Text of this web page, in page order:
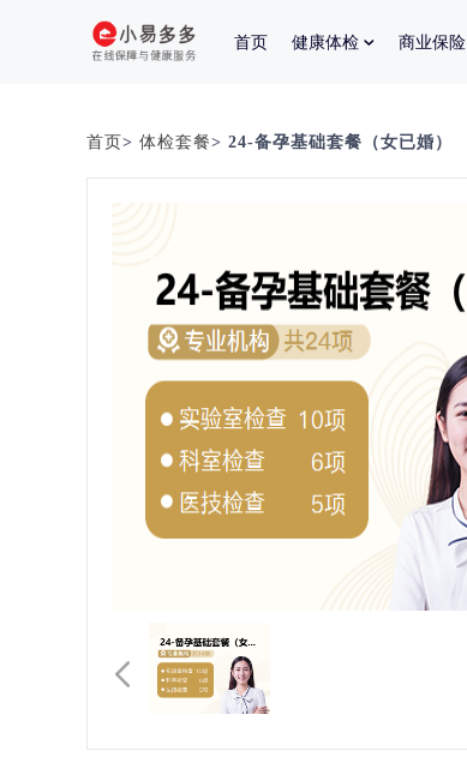
首页 健康体检 商业保险
首页> 体检套餐> 24-备孕基础套餐（女已婚）